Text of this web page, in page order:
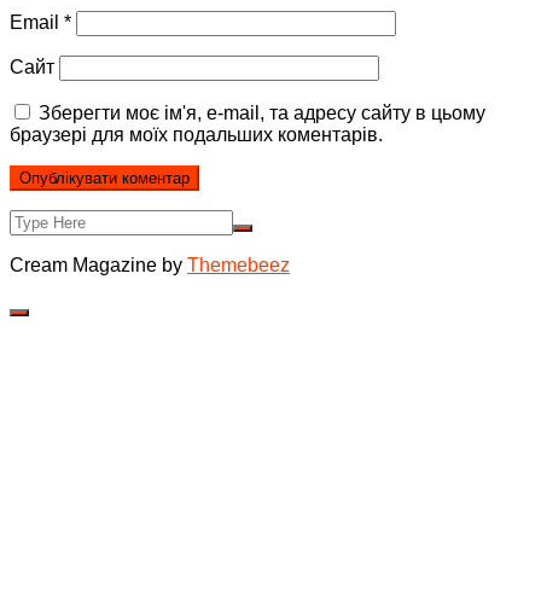
Email *
Сайт
Зберегти моє ім'я, e-mail, та адресу сайту в цьому
браузері для моїх подальших коментарів.
Cream Magazine by Themebeez